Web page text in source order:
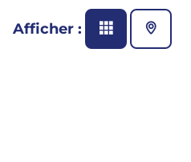
Afficher :